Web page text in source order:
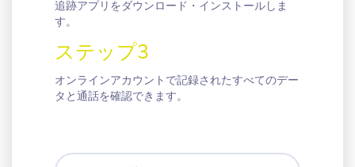
追跡アプリをダウンロード・インストールしま
す。
ステップ3
オンラインアカウントで記録されたすべてのデー
タと通話を確認できます。
メ